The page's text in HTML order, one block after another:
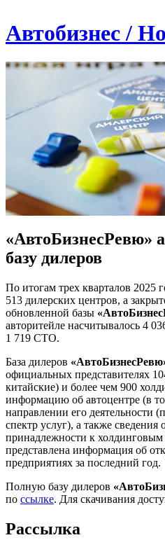
Автобизнес /
«АвтоБизнесРевю»
базу дилеров
По итогам трех кварталов 2025
513 дилерских центров, а
обновленной базы
авторитейле насчитывалось 4
1 719 СТО.
База дилеров
официальных представителях
китайские) и более чем 900
информацию об автоцентре (в
направлении его деятельности
спектр услуг), а также сведения
принадлежности к холдинговым
представлена информация об
предприятиях за последний год.
Полную базу дилеров
по ссылке. Для скачивания
Рассылка